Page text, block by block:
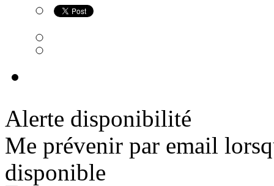
Alerte disponibilité
Me prévenir par email
disponible